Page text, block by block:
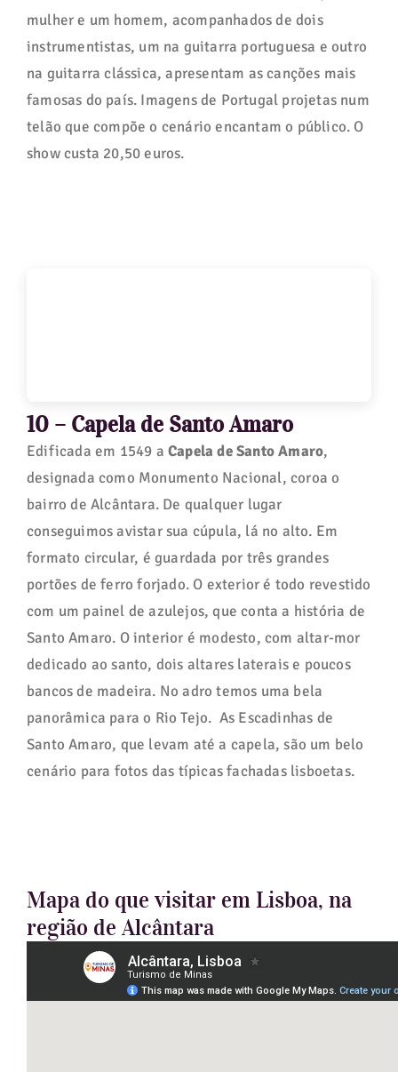
mulher e um homem, acompanhados de dois
instrumentistas, um na guitarra portuguesa e outro
na guitarra clássica, apresentam as canções mais
famosas do país. Imagens de Portugal projetas num
telão que compõe o cenário encantam o público. O
show custa 20,50 euros.
10 – Capela de Santo Amaro
Edificada em 1549 a Capela de Santo Amaro,
designada como Monumento Nacional, coroa o
bairro de Alcântara. De qualquer lugar
conseguimos avistar sua cúpula, lá no alto. Em
formato circular, é guardada por três grandes
portões de ferro forjado. O exterior é todo revestido
com um painel de azulejos, que conta a história de
Santo Amaro. O interior é modesto, com altar-mor
dedicado ao santo, dois altares laterais e poucos
bancos de madeira. No adro temos uma bela
panorâmica para o Rio Tejo. As Escadinhas de
Santo Amaro, que levam até a capela, são um belo
cenário para fotos das típicas fachadas lisboetas.
Mapa do que visitar em Lisboa, na
região de Alcântara